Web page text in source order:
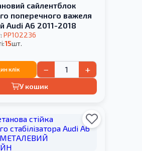
сайлентблок
поперечного важеля
Audi A6 2011-2018
PP102236
15шт.
клік − +
У кошик